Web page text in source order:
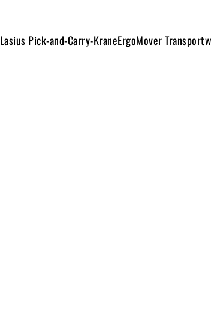
Lasius Pick-and-Carry-KraneErgoMover